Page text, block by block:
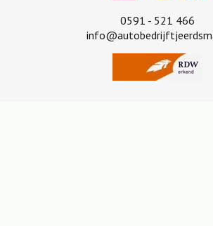
0591 - 521 466